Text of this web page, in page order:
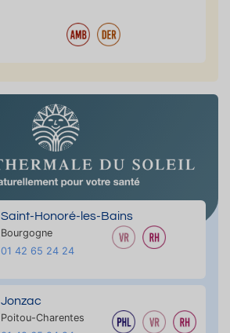
Saint-Honoré-les-Bains
Bourgogne
01 42 65 24 24
Jonzac
Poitou-Charentes